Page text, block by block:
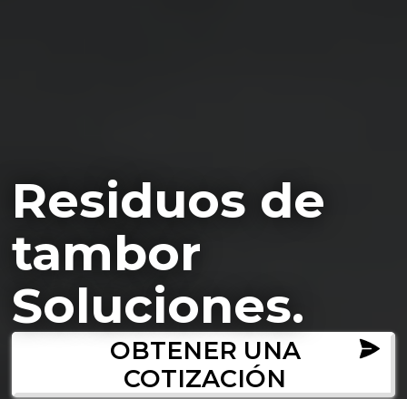
Residuos de
tambor
Soluciones.
OBTENER UNA
COTIZACIÓN